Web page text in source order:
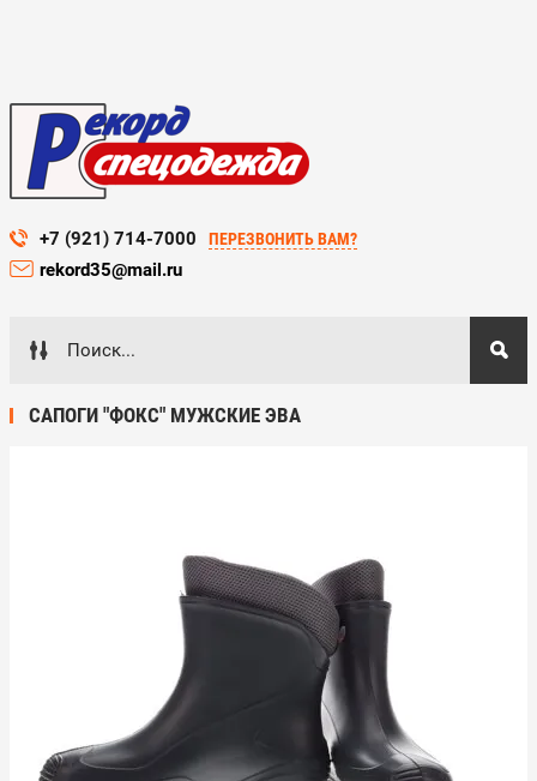
+7 (921) 714-7000 ПЕРЕЗВОНИТЬ ВАМ?
rekord35@mail.ru
САПОГИ "ФОКС" МУЖСКИЕ ЭВА